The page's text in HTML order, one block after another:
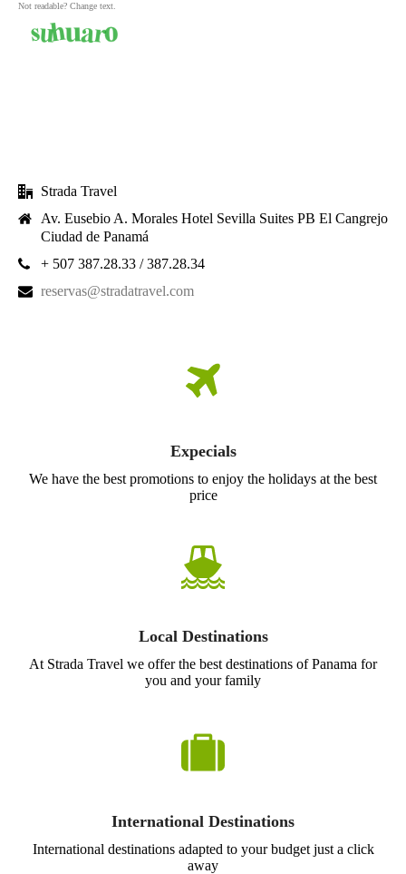
Not readable? Change text.
Strada Travel
Av. Eusebio A. Morales Hotel Sevilla Suites PB El Cangrejo
Ciudad de Panamá
+ 507 387.28.33 / 387.28.34
reservas@stradatravel.com
Expecials
We have the best promotions to enjoy the holidays at the best
price
Local Destinations
At Strada Travel we offer the best destinations of Panama for
you and your family
International Destinations
International destinations adapted to your budget just a click
away